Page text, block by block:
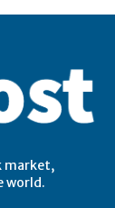
market,
world.